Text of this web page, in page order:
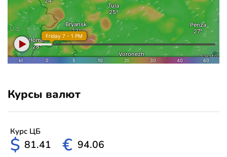
Курсы валют
Курс ЦБ
$ 81.41 € 94.06